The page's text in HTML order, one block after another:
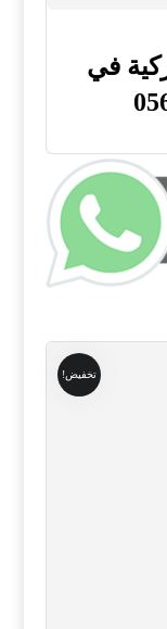
في
تخفيض!